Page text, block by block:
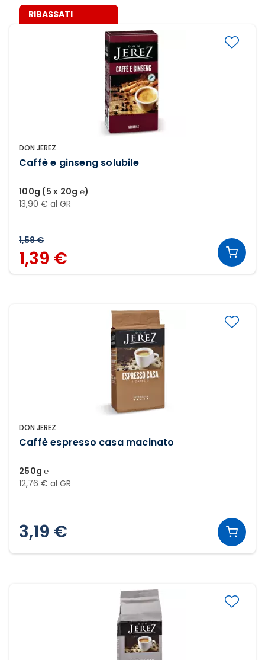
DON JEREZ
Caffè e ginseng solubile
100g (5 x 20g ℮)
13,90 € al GR
RIBASSATI
1,59 €
1,39 €
DON JEREZ
Caffè espresso casa macinato
250g ℮
12,76 € al GR
3,19 €